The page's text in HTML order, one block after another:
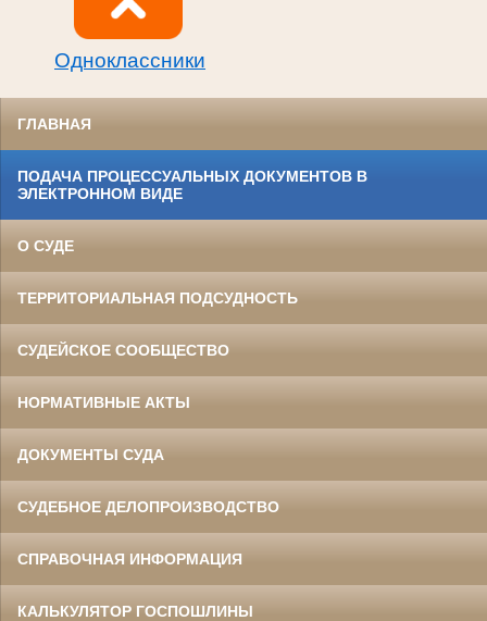
Одноклассники
ГЛАВНАЯ
ПОДАЧА ПРОЦЕССУАЛЬНЫХ ДОКУМЕНТОВ В
ЭЛЕКТРОННОМ ВИДЕ
О СУДЕ
ТЕРРИТОРИАЛЬНАЯ ПОДСУДНОСТЬ
СУДЕЙСКОЕ СООБЩЕСТВО
НОРМАТИВНЫЕ АКТЫ
ДОКУМЕНТЫ СУДА
СУДЕБНОЕ ДЕЛОПРОИЗВОДСТВО
СПРАВОЧНАЯ ИНФОРМАЦИЯ
КАЛЬКУЛЯТОР ГОСПОШЛИНЫ